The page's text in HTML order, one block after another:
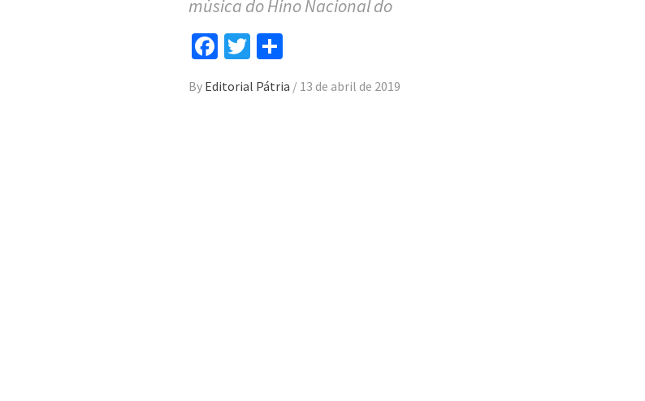
música do Hino Nacional do
Facebook
Twitter
By Editorial Pátria / 13 de abril de 2019